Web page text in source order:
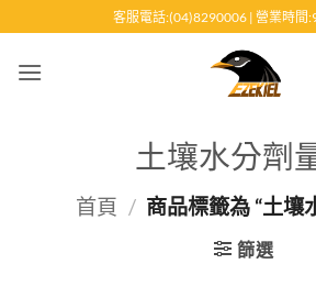
至
客服電話:(04)8290006 | 營業時間
土壤水分劑
首頁 / 商品標籤為 “土壤
篩選